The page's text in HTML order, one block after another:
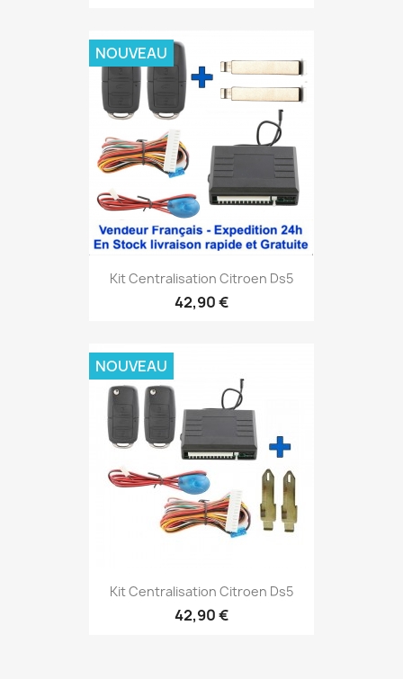
Kit Centralisation Citroen Ds5
42,90 €
NOUVEAU
Kit Centralisation Citroen Ds5
42,90 €
NOUVEAU